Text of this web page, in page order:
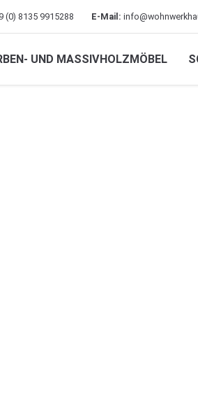
(0) 8135 9915288 E-Mail:
UND MASSIVHOLZMÖBEL